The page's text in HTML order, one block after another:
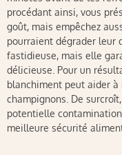
procédant ainsi, vous
goût, mais empêchez
pourraient dégrader leur
fastidieuse, mais elle
délicieuse. Pour un
blanchiment peut aider
champignons. De
potentielle
meilleure sécurité